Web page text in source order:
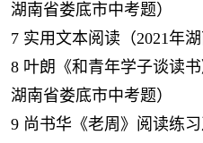
湖南省娄底市中考题）
7 实用文本阅读（2021年
8 叶朗《和青年学子谈读
湖南省娄底市中考题）
9 尚书华《老周》阅读练